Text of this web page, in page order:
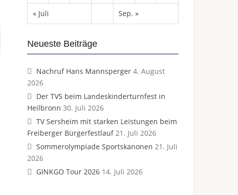
« Juli Sep. »
Neueste Beiträge
Nachruf Hans Mannsperger 4. August
2026
Der TVS beim Landeskinderturnfest in
Heilbronn 30. Juli 2026
TV Sersheim mit starken Leistungen beim
Freiberger Bürgerfestlauf 21. Juli 2026
Sommerolympiade Sportskanonen 21. Juli
2026
GINKGO Tour 2026 14. Juli 2026